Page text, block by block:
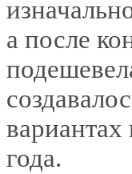
а после
года.